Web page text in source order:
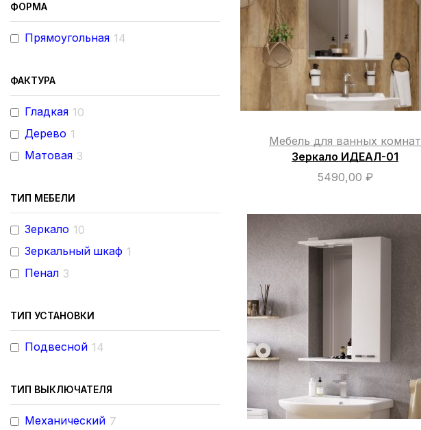
Мебель для ванных комнат
Зеркало ИДЕАЛ-01
5490,00 ₽
ФОРМА
Прямоугольная 14
ФАКТУРА
Гладкая 10
Дерево 1
Матовая 3
ТИП МЕБЕЛИ
Зеркало 10
Зеркальный шкаф 1
Пенал 3
ТИП УСТАНОВКИ
Подвесной 14
ТИП ВЫКЛЮЧАТЕЛЯ
Механический 7